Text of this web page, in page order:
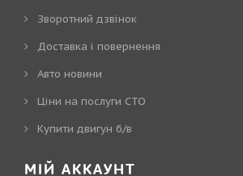
Зворотний дзвінок
Доставка і повернення
Авто новини
Ціни на послуги СТО
Купити двигун б/в
МІЙ АККАУНТ